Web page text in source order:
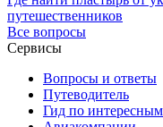
путешественников
Все вопросы
Сервисы
Вопросы и ответы
Путеводитель
Гид по